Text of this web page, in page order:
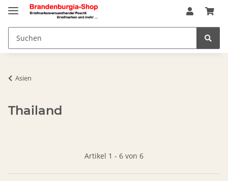
Asien
Thailand
Artikel 1 - 6 von 6